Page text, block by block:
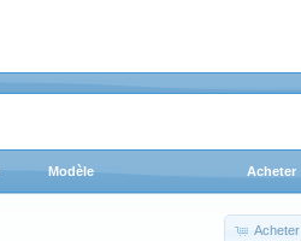
Modèle Acheter
Acheter